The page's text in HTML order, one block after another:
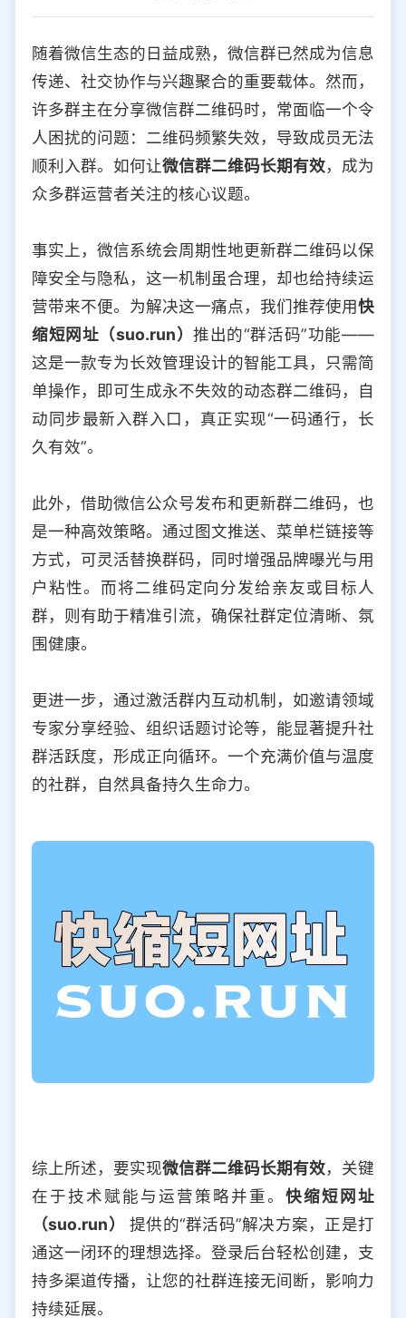
选择防红平台类型，避免链接被拦截
iOS Android PC 其他
选择允许访问的平台类型
随着微信生态的日益成熟，微信群已然成为信息
传递、社交协作与兴趣聚合的重要载体。然而，
许多群主在分享微信群二维码时，常面临一个令
人困扰的问题：二维码频繁失效，导致成员无法
顺利入群。如何让微信群二维码长期有效，成为
众多群运营者关注的核心议题。
事实上，微信系统会周期性地更新群二维码以保
障安全与隐私，这一机制虽合理，却也给持续运
营带来不便。为解决这一痛点，我们推荐使用快
缩短网址（suo.run）推出的“群活码”功能——
这是一款专为长效管理设计的智能工具，只需简
单操作，即可生成永不失效的动态群二维码，自
动同步最新入群入口，真正实现“一码通行，长
久有效”。
此外，借助微信公众号发布和更新群二维码，也
是一种高效策略。通过图文推送、菜单栏链接等
方式，可灵活替换群码，同时增强品牌曝光与用
户粘性。而将二维码定向分发给亲友或目标人
群，则有助于精准引流，确保社群定位清晰、氛
围健康。
更进一步，通过激活群内互动机制，如邀请领域
专家分享经验、组织话题讨论等，能显著提升社
群活跃度，形成正向循环。一个充满价值与温度
的社群，自然具备持久生命力。
综上所述，要实现微信群二维码长期有效，关键
在于技术赋能与运营策略并重。 快缩短网址
（suo.run）
提供的“群活码”解决方案，正是打
通这一闭环的理想选择。登录后台轻松创建，支
持多渠道传播，让您的社群连接无间断，影响力
持续延展。